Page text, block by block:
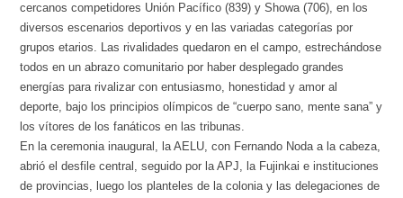
cercanos competidores Unión Pacífico (839) y Showa (706), en los
diversos escenarios deportivos y en las variadas categorías por
grupos etarios. Las rivalidades quedaron en el campo, estrechándose
todos en un abrazo comunitario por haber desplegado grandes
energías para rivalizar con entusiasmo, honestidad y amor al
deporte, bajo los principios olímpicos de “cuerpo sano, mente sana” y
los vítores de los fanáticos en las tribunas.
En la ceremonia inaugural, la AELU, con Fernando Noda a la cabeza,
abrió el desfile central, seguido por la APJ, la Fujinkai e instituciones
de provincias, luego los planteles de la colonia y las delegaciones de